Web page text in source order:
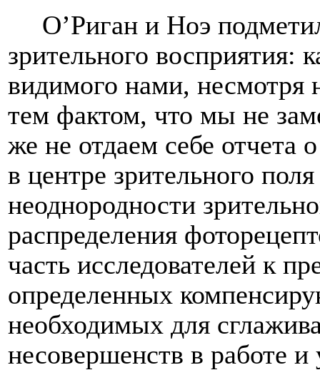
О’Риган и Ноэ
зрительного восприятия:
видимого нами, несмотря
тем фактом, что мы не
же не отдаем себе отчета
в центре зрительного
неоднородности
распределения
часть исследователей к
определенных
необходимых для
несовершенств в работе и